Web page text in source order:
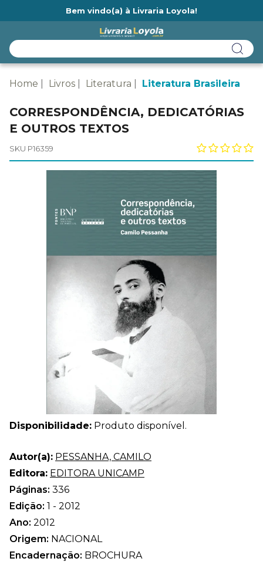
Bem vindo(a) à Livraria Loyola!
Home Livros Literatura Literatura Brasileira
CORRESPONDÊNCIA, DEDICATÓRIAS
E OUTROS TEXTOS
SKU P16359
Disponibilidade: Produto disponível.
Autor(a): PESSANHA, CAMILO
Editora: EDITORA UNICAMP
Páginas: 336
Edição: 1 - 2012
Ano: 2012
Origem: NACIONAL
Encadernação: BROCHURA